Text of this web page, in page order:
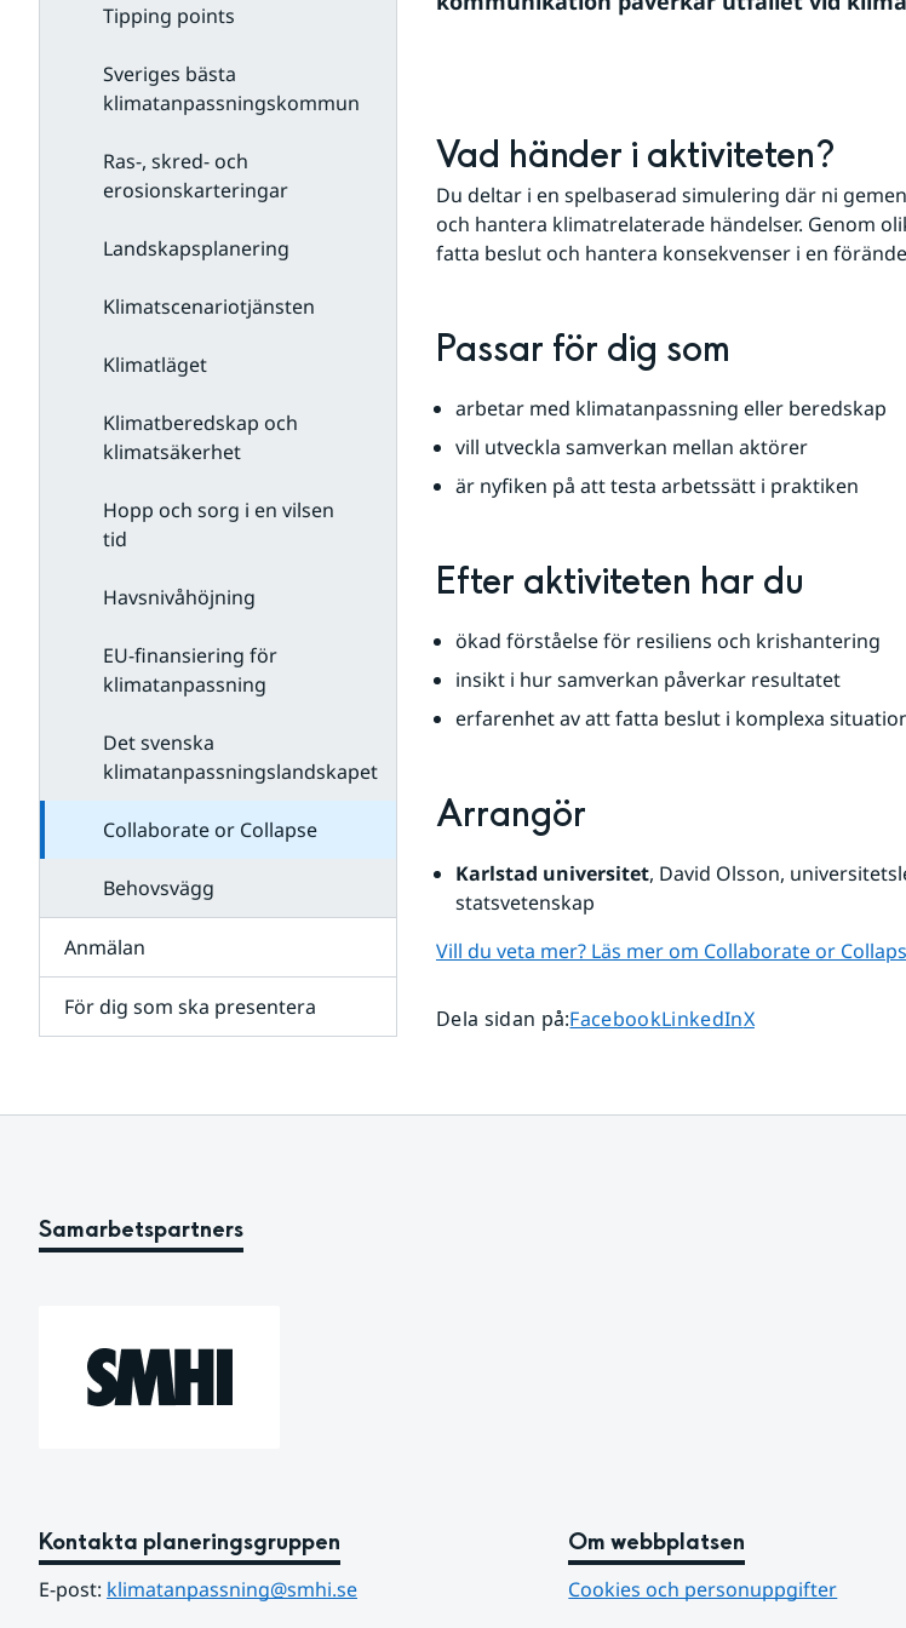
Tipping points
Sveriges bästa
klimatanpassningskommun
Ras-, skred- och
erosionskarteringar
Landskapsplanering
Klimatscenariotjänsten
Klimatläget
Klimatberedskap och
klimatsäkerhet
Hopp och sorg i en vilsen
tid
Havsnivåhöjning
EU-finansiering för
klimatanpassning
Det svenska
klimatanpassningslandskapet
Collaborate or Collapse
Behovsvägg
Anmälan
För dig som ska presentera
Vad händer i aktiviteten?
Du deltar i en spelbaserad simulering där ni
och hantera klimatrelaterade händelser. Genom
fatta beslut och hantera konsekvenser i en
Passar för dig som
arbetar med klimatanpassning eller beredskap
vill utveckla samverkan mellan aktörer
är nyfiken på att testa arbetssätt i praktiken
Efter aktiviteten har du
ökad förståelse för resiliens och krishantering
insikt i hur samverkan påverkar resultatet
erfarenhet av att fatta beslut i komplexa
Arrangör
Karlstad universitet, David Olsson,
statsvetenskap
Vill du veta mer? Läs mer om Collaborate or
Dela sidan på:Dela sidan på
FacebookDela sidan på
LinkedInDela sidan på
X
Samarbetspartners
Kontakta planeringsgruppen
E-post: klimatanpassning@smhi.se
Om webbplatsen
Cookies och personuppgifter